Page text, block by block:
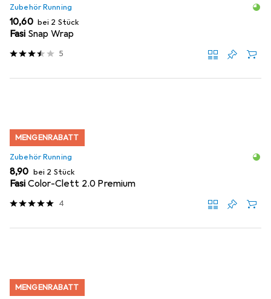
Zubehör Running
EUR
10,60 bei 2 Stück
Fasi Snap Wrap
5
MENGENRABATT
Zubehör Running
EUR
8,90 bei 2 Stück
Fasi Color-Clett 2.0 Premium
4
MENGENRABATT